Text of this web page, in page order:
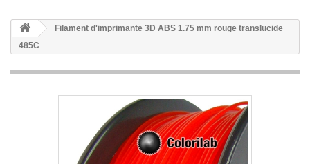
Filament d'imprimante 3D ABS 1.75 mm rouge translucide
485C